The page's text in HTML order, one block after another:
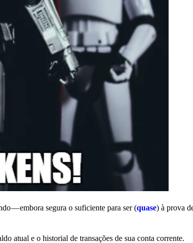
— embora segura o suficiente para ser (quase) à prova
atual e o historial de transações de sua conta corrente.